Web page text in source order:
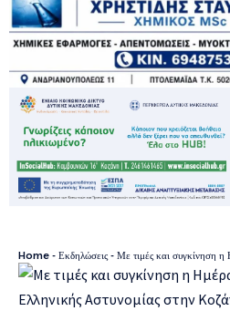
Home - Εκδηλώσεις - Με τιμές και συγκίνηση η Ημέρα